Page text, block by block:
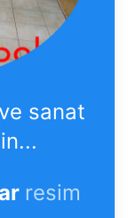
sanat
resim